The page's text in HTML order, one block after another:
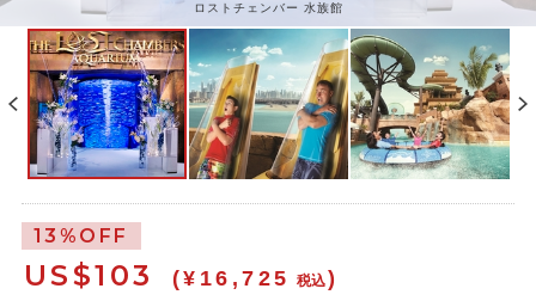
ロストチェンバー 水族館
13%OFF
US$103 (¥16,725 税込)